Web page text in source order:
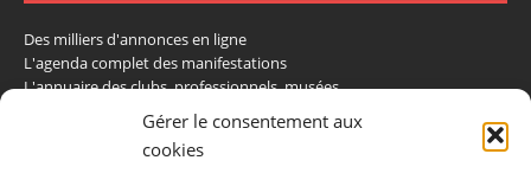
Gérer le consentement aux
cookies
Des milliers d'annonces en ligne
L'agenda complet des manifestations
L'annuaire des clubs, professionnels, musées
La cote et les ventes aux enchères
La Boutique du Collectionneur